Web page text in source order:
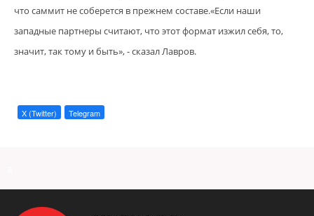
что саммит не соберется в прежнем составе.«Если наши
западные партнеры считают, что этот формат изжил себя, то,
значит, так тому и быть», - сказал Лавров.
X (Twitter) Telegram